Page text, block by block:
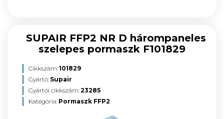
SUPAIR FFP2 NR D hárompaneles
szelepes pormaszk F101829
Cikkszám:101829
Gyártó: Supair
Gyártói cikkszám:23285
Kategória: Pormaszk FFP2